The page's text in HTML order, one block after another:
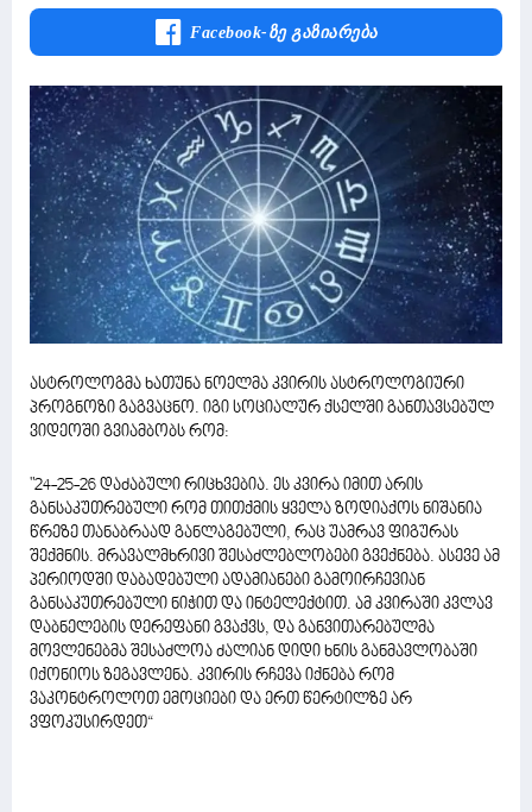
Facebook-Ზე Გაზიარება
ასტროლოგმა ხათუნა ნოელმა კვირის ასტროლოგიური
პროგნოზი გაგვაცნო. იგი სოციალურ ქსელში განთავსებულ
ვიდეოში გვიამბობს რომ:
"24-25-26 დაძაბული რიცხვებია. ეს კვირა იმით არის
განსაკუთრებული რომ თითქმის ყველა ზოდიაქოს ნიშანია
წრეზე თანაბრაად განლაგებული, რაც უამრავ ფიგურას
შექმნის. მრავალმხრივი შესაძლებლობები გვექნება. ასევე ამ
პერიოდში დაბადებული ადამიანები გამოირჩევიან
განსაკუთრებული ნიჭით და ინტელექტით. ამ კვირაში კვლავ
დაბნელების დერეფანი გვაქვს, და განვითარებულმა
მოვლენებმა შესაძლოა ძალიან დიდი ხნის განმავლობაში
იქონიოს ზეგავლენა. კვირის რჩევა იქნება რომ
ვაკონტროლოთ ემოციები და ერთ წერტილზე არ
ვფოკუსირდეთ“